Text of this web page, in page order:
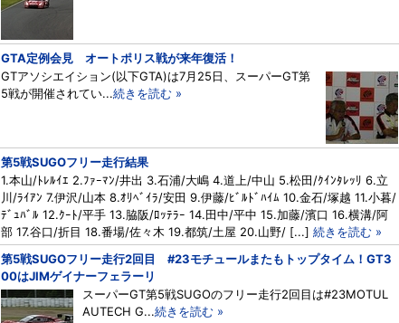
GTA定例会見 オートポリス戦が来年復活！
GTアソシエイション(以下GTA)は7月25日、スーパーGT第
5戦が開催されてい...続きを読む »
第5戦SUGOフリー走行結果
1.本山/ﾄﾚﾙｲｴ 2.ﾌｧｰﾏﾝ/井出 3.石浦/大嶋 4.道上/中山 5.松田/ｸｲﾝﾀﾚｯﾘ 6.立
川/ﾗｲｱﾝ 7.伊沢/山本 8.ｵﾘﾍﾞｲﾗ/安田 9.伊藤/ﾋﾞﾙﾄﾞﾊｲﾑ 10.金石/塚越 11.小暮/
ﾃﾞｭﾊﾞﾙ 12.ｸｰﾄ/平手 13.脇阪/ﾛｯﾃﾗｰ 14.田中/平中 15.加藤/濱口 16.横溝/阿
部 17.谷口/折目 18.番場/佐々木 19.都筑/土屋 20.山野/ [...] 続きを読む »
第5戦SUGOフリー走行2回目 #23モチュールまたもトップタイム！GT3
00はJIMゲイナーフェラーリ
スーパーGT第5戦SUGOのフリー走行2回目は#23MOTUL
AUTECH G...続きを読む »